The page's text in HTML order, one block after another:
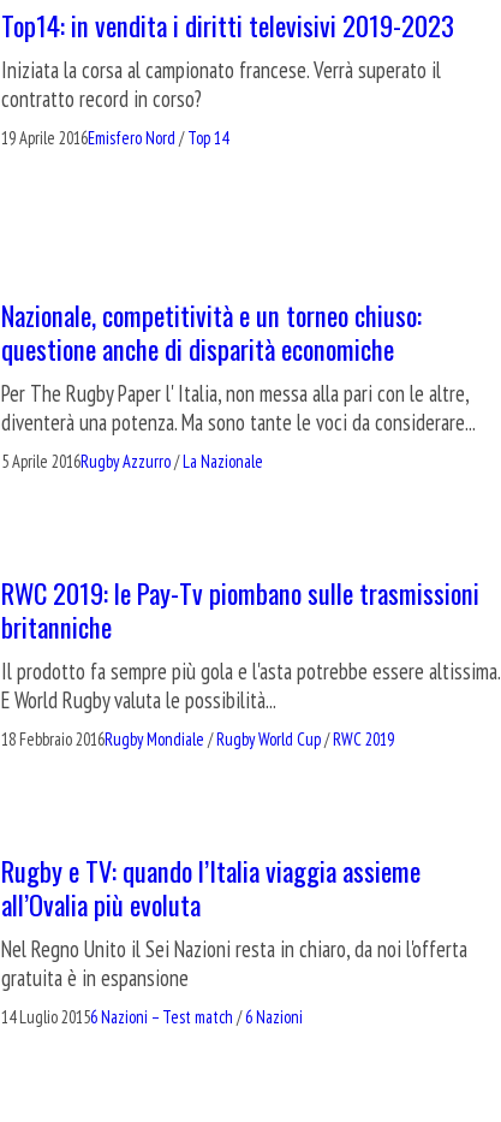
Top14: in vendita i diritti televisivi 2019-2023
Iniziata la corsa al campionato francese. Verrà superato il
contratto record in corso?
19 Aprile 2016Emisfero Nord /Top 14
Nazionale, competitività e un torneo chiuso:
questione anche di disparità economiche
Per The Rugby Paper l' Italia, non messa alla pari con le altre,
diventerà una potenza. Ma sono tante le voci da considerare...
5 Aprile 2016Rugby Azzurro/La Nazionale
RWC 2019: le Pay-Tv piombano sulle trasmissioni
britanniche
Il prodotto fa sempre più gola e l'asta potrebbe essere altissima.
E World Rugby valuta le possibilità...
18 Febbraio 2016Rugby Mondiale /Rugby World Cup/RWC 2019
Rugby e TV: quando l’Italia viaggia assieme
all’Ovalia più evoluta
Nel Regno Unito il Sei Nazioni resta in chiaro, da noi l'offerta
gratuita è in espansione
14 Luglio 20156 Nazioni – Test match /6 Nazioni